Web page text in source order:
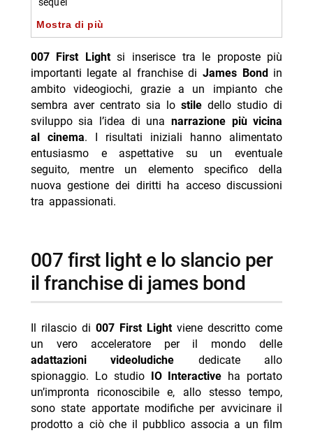
- io interactive potrebbe essere sostituita: reazioni del
-- richieste di conferma per il ruolo dello studio
-- timori su cambi di impostazione e possibili
deviazioni
- perché first light è visto come un successo per tutte
-- dati di riferimento sul gioco
-- Scopri di più da Jump the shark
- La Corrida stasera Nove 6 agosto Amadeus ospiti
- Overdrive stasera su Mediaset Twenty: trama e cast
- Reacher 4 arriva su Prime Video il 12 agosto
Mostra di più
007 First Lightsi inserisce tra le proposte più
importanti legate al franchise di James Bondin
ambito videogiochi, grazie a un impianto che
sembra aver centrato sia lostile dello studio di
sviluppo sia l’idea di una narrazione più vicina
al cinema. I risultati iniziali hanno alimentato
entusiasmo e aspettative su un eventuale
seguito, mentre un elemento specifico della
nuova gestione dei diritti ha acceso discussioni
tra appassionati.
007 first light e lo slancio per
il franchise di james bond
Il rilascio di 007 First Lightviene descritto come
un vero acceleratore per il mondo delle
adattazioni videoludiche dedicate allo
spionaggio. Lo studio
IO Interactive ha portato
un’impronta riconoscibile e, allo stesso tempo,
sono state apportate modifiche per avvicinare il
prodotto a ciò che il pubblico associa a un film